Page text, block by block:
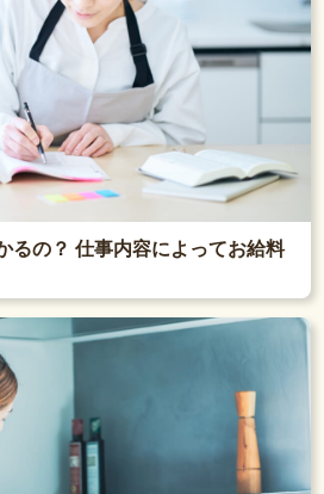
るの？ 仕事内容によってお給料